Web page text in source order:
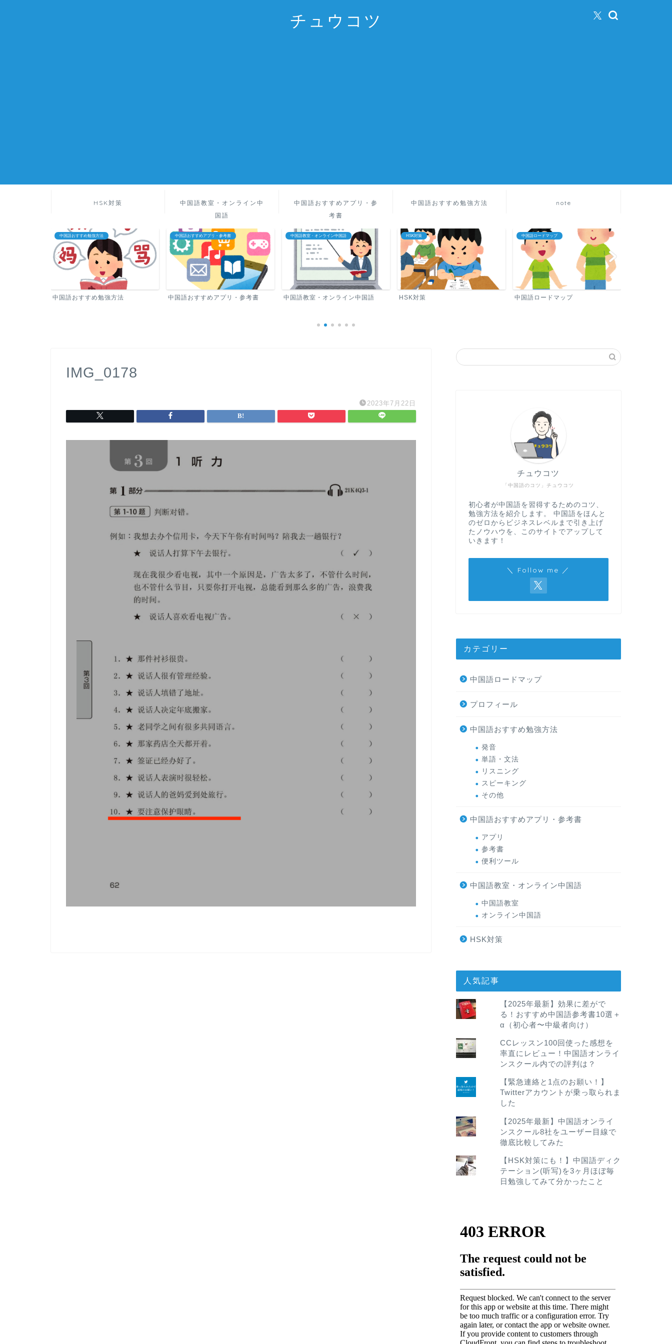
チュウコツ
HSK対策
中国語教室・オンライン中
国語
中国語おすすめアプリ・参
考書
中国語おすすめ勉強方法 note
中国語おすすめ勉強方法
中国語おすすめ勉強方法
中国語おすすめアプリ・参考書
中国語おすすめアプリ・参考書
中国語教室・オンライン中国語
中国語教室・オンライン中国語
HSK対策
HSK対策
中国語ロードマップ
中国語ロードマップ
IMG_0178
2023年7月22日
「中国語のコツ」チュウコツ
チュウコツ
初心者が中国語を習得するためのコツ、
勉強方法を紹介します。 中国語をほんと
のゼロからビジネスレベルまで引き上げ
たノウハウを、このサイトでアップして
いきます！
＼ Follow me ／
カテゴリー
中国語ロードマップ
プロフィール
中国語おすすめ勉強方法
発音
単語・文法
リスニング
スピーキング
その他
中国語おすすめアプリ・参考書
アプリ
参考書
便利ツール
中国語教室・オンライン中国語
中国語教室
オンライン中国語
HSK対策
人気記事
【2025年最新】効果に差がで
る！おすすめ中国語参考書10選＋
α（初心者〜中級者向け）
CCレッスン100回使った感想を
率直にレビュー！中国語オンライ
ンスクール内での評判は？
【緊急連絡と1点のお願い！】
Twitterアカウントが乗っ取られま
した
【2025年最新】中国語オンライ
ンスクール8社をユーザー目線で
徹底比較してみた
【HSK対策にも！】中国語ディク
テーション(听写)を3ヶ月ほぼ毎
日勉強してみて分かったこと